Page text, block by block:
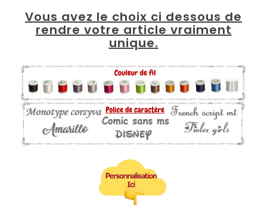
Vous avez le choix ci dessous de
rendre votre article vraiment
unique.